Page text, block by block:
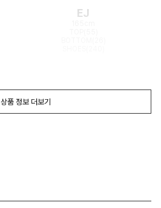
EJ
상품 정보 더보기